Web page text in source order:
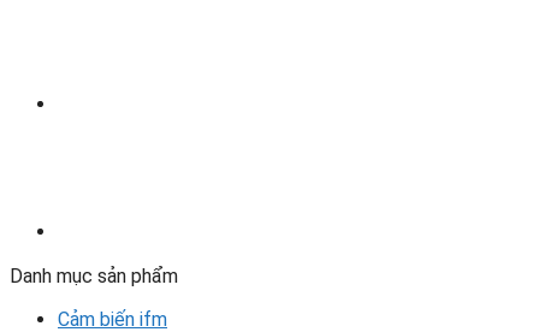
Danh mục sản phẩm
Cảm biến ifm